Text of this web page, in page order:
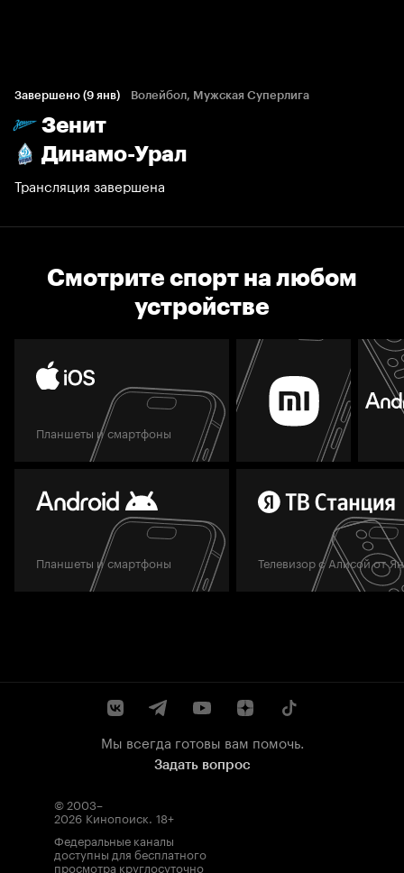
Завершено (9 янв) Волейбол, Мужская Суперлига
Зенит
Динамо-Урал
Трансляция завершена
Смотрите спорт на любом
устройстве
Планшеты и смартфоны
Планшеты и смартфоны Телевизор с Алисой от
Мы всегда готовы вам помочь.
Задать вопрос
© 2003–
2026 Кинопоиск. 18+
Федеральные каналы
доступны для бесплатного
просмотра круглосуточно